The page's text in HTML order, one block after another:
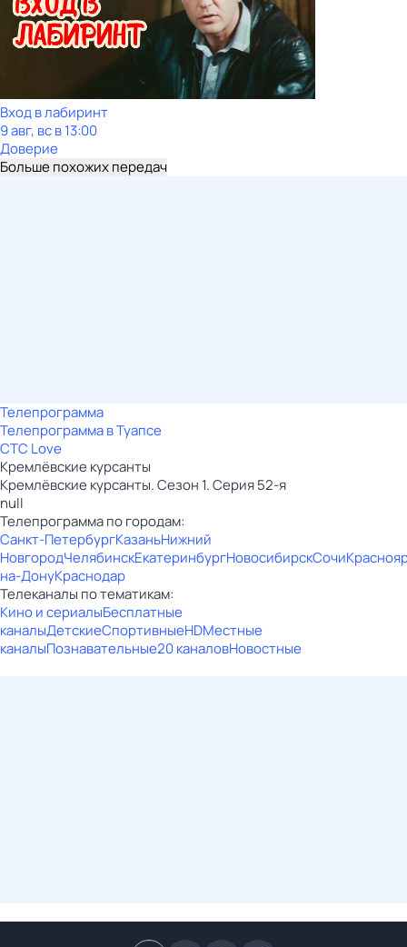
Вход в лабиринт
9 авг, вс в 13:00
Доверие
Больше похожих передач
Телепрограмма
Телепрограмма в Туапсе
СТС Love
Кремлёвские курсанты
Кремлёвские курсанты. Сезон 1. Серия 52-я
null
Телепрограмма по городам:
Санкт-ПетербургКазаньНижний
НовгородЧелябинскЕкатеринбургНовосибирскСочи
на-ДонуКраснодар
Телеканалы по тематикам:
Кино и сериалыБесплатные
каналыДетскиеСпортивныеHDМестные
каналыПознавательные20 каналовНовостные